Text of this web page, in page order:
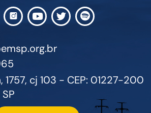
1757, cj 103 - CEP: 01227-200